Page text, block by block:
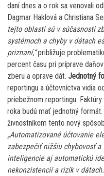
daní dnes a o rok sa venovali
Dagmar Haklová a Christiana
tejto oblasti sú v súčasnosti
systémoch a chyby v dátach
priznaní,“približuje
percent času pri príprave
zberu a oprave dát. Jednotný
reportingu a účtovníctva vidia
priebežnom reportingu.
roka budú mať jednotný
živnostníkom tento nový
„Automatizované účtovanie
zabezpečiť nižšiu chybovosť
inteligencie aj automatickú
nekonzistencií a rizík v